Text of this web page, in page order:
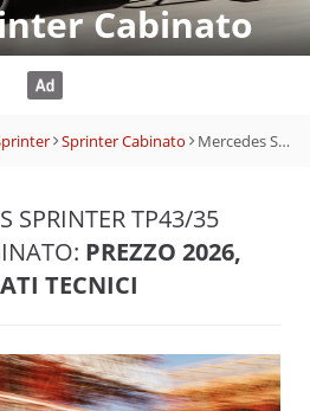
Cabinato
Sprinter Cabinato Mercedes Sprinter Tp43/35 317CDI RWD Cabinato
SPRINTER TP43/35
PREZZO 2026,
TECNICI